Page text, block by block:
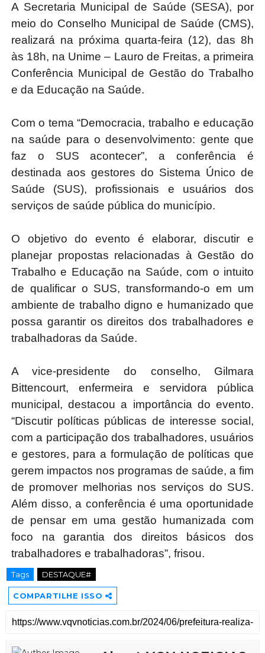
A Secretaria Municipal de Saúde (SESA), por
meio do Conselho Municipal de Saúde (CMS),
realizará na próxima quarta-feira (12), das 8h
às 18h, na Unime – Lauro de Freitas, a primeira
Conferência Municipal de Gestão do Trabalho
e da Educação na Saúde.
Com o tema “Democracia, trabalho e educação
na saúde para o desenvolvimento: gente que
faz o SUS acontecer”, a conferência é
destinada aos gestores do Sistema Único de
Saúde (SUS), profissionais e usuários dos
serviços de saúde pública do município.
O objetivo do evento é elaborar, discutir e
planejar propostas relacionadas à Gestão do
Trabalho e Educação na Saúde, com o intuito
de qualificar o SUS, transformando-o em um
ambiente de trabalho digno e humanizado que
possa garantir os direitos dos trabalhadores e
trabalhadoras da Saúde.
A vice-presidente do conselho, Gilmara
Bittencourt, enfermeira e servidora pública
municipal, destacou a importância do evento.
“Discutir políticas públicas de interesse social,
com a participação dos trabalhadores, usuários
e gestores, para a formulação de políticas que
gerem impactos nos programas de saúde, a fim
de promover melhorias nos serviços do SUS.
Além disso, a conferência é uma oportunidade
de pensar em uma gestão humanizada com
foco na garantia dos direitos básicos dos
trabalhadores e trabalhadoras”, frisou.
Tags DESTAQUE#
COMPARTILHE ISSO